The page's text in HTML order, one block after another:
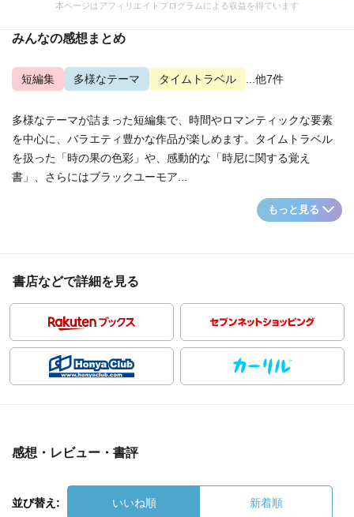
本ページはアフィリエイトプログラムによる収益を得ています
みんなの感想まとめ
短編集 多様なテーマ タイムトラベル ...他7件
多様なテーマが詰まった短編集で、時間やロマンティックな要素
を中心に、バラエティ豊かな作品が楽しめます。タイムトラベル
を扱った「時の果の色彩」や、感動的な「時尼に関する覚え
書」、さらにはブラックユーモア...
もっと見る
書店などで詳細を見る
感想・レビュー・書評
並び替え: いいね順 新着順